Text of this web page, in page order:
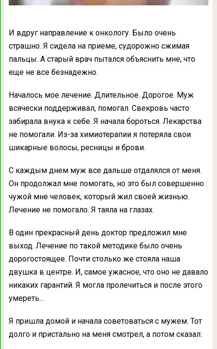
И вдруг направление к онкологу. Было очень
страшно. Я сидела на приеме, судорожно сжимая
пальцы. А старый врач пытался объяснить мне, что
еще не все безнадежно.
Началось мое лечение. Длительное. Дорогое. Муж
всячески поддерживал, помогал. Свекровь часто
забирала внука к себе. Я начала бороться. Лекарства
не помогали. Из-за химиотерапии я потеряла свои
шикарные волосы, ресницы и брови.
С каждым днем муж все дальше отдалялся от меня.
Он продолжал мне помогать, но это был совершенно
чужой мне человек, который жил своей жизнью.
Лечение не помогало. Я таяла на глазах.
В один прекрасный день доктор предложил мне
выход. Лечение по такой методике было очень
дорогостоящее. Почти столько же стояла наша
двушка в центре. И, самое ужасное, что оно не давало
никаких гарантий. Я могла пролечиться и после этого
умереть…
Я пришла домой и начала советоваться с мужем. Тот
долго и пристально на меня смотрел, а потом сказал: